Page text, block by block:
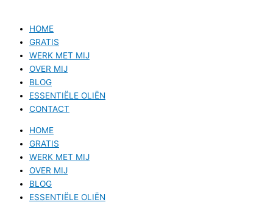
HOME
GRATIS
WERK MET MIJ
OVER MIJ
BLOG
ESSENTIËLE OLIËN
CONTACT
HOME
GRATIS
WERK MET MIJ
OVER MIJ
BLOG
ESSENTIËLE OLIËN